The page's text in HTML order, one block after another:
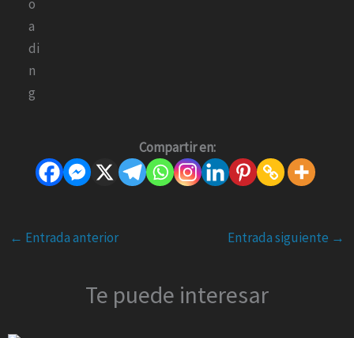
Compartir en:
← Entrada anterior Entrada siguiente →
Te puede interesar